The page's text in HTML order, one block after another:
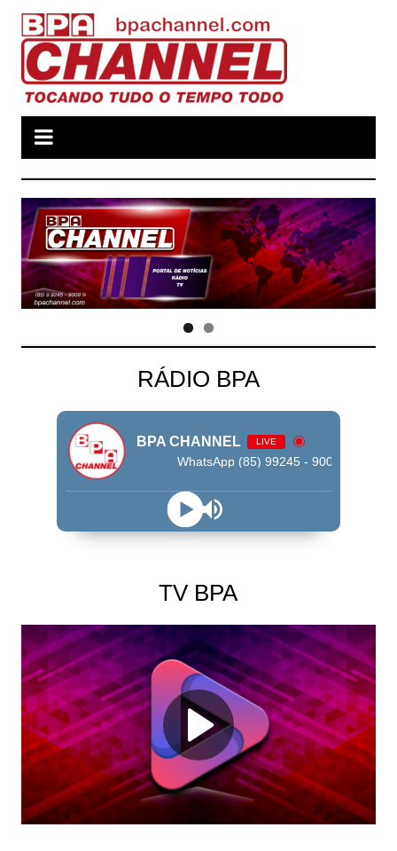
para
conteúdo
RÁDIO BPA
BPA CHANNEL LIVE
WhatsApp (85) 99245 - 9009
TV BPA